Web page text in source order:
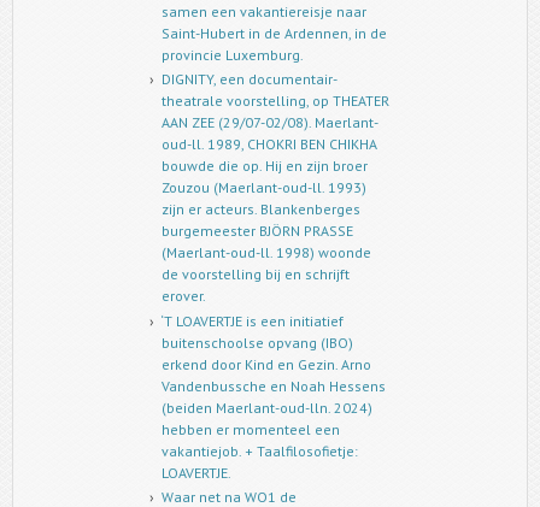
samen een vakantiereisje naar
Saint-Hubert in de Ardennen, in de
provincie Luxemburg.
DIGNITY, een documentair-
theatrale voorstelling, op THEATER
AAN ZEE (29/07-02/08). Maerlant-
oud-ll. 1989, CHOKRI BEN CHIKHA
bouwde die op. Hij en zijn broer
Zouzou (Maerlant-oud-ll. 1993)
zijn er acteurs. Blankenberges
burgemeester BJÖRN PRASSE
(Maerlant-oud-ll. 1998) woonde
de voorstelling bij en schrijft
erover.
‘T LOAVERTJE is een initiatief
buitenschoolse opvang (IBO)
erkend door Kind en Gezin. Arno
Vandenbussche en Noah Hessens
(beiden Maerlant-oud-lln. 2024)
hebben er momenteel een
vakantiejob. + Taalfilosofietje:
LOAVERTJE.
Waar net na WO1 de